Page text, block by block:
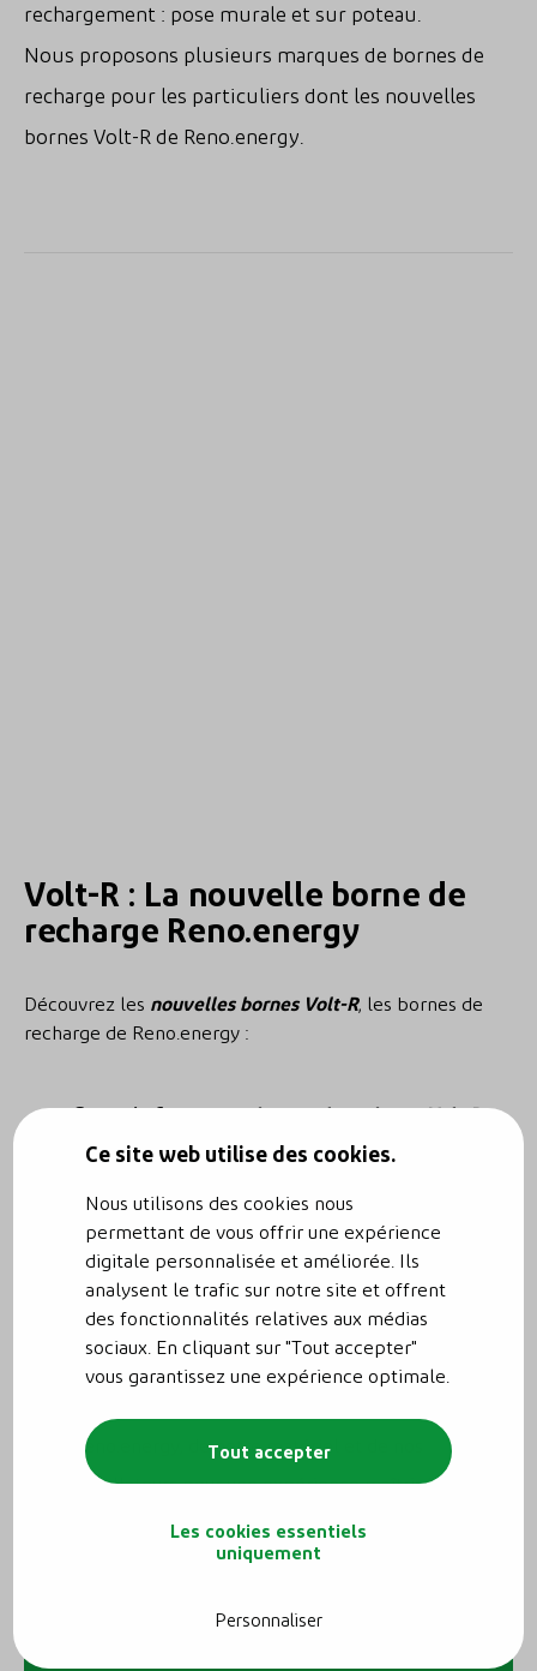
Ce site web utilise des cookies.
Nous utilisons des cookies nous
permettant de vous offrir une expérience
digitale personnalisée et améliorée. Ils
analysent le trafic sur notre site et offrent
des fonctionnalités relatives aux médias
sociaux. En cliquant sur "Tout accepter"
vous garantissez une expérience optimale.
Tout accepter
Les cookies essentiels
uniquement
Personnaliser
rechargement : pose murale et sur poteau.
Nous proposons plusieurs marques de bornes de
recharge pour les particuliers dont les nouvelles
bornes Volt-R de Reno.energy.
Volt-R : La nouvelle borne de
recharge Reno.energy
Découvrez les nouvelles bornes Volt-R, les bornes de
recharge de Reno.energy :
Garantie 6 ans: Nosbornes de recharge Volt-R
sont de qualité supérieure et se distinguent par une
garantie de 6 ans. Une rareté sur le marché de la
mobilité électrique qui démontre notre
engagement pour la qualité et la fiabilité
Design élégant: Le design discret et moderne
s’intègre parfaitement à votre extérieur
Reno.energy, de notre matériel et de nos
installateurs pour une expérience maîtrisée et
Aller
sur